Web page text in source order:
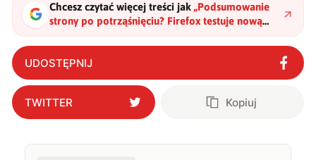
Chcesz czytać więcej treści jak „Podsumowanie
strony po potrząśnięciu? Firefox testuje nową
funkcję"?
UDOSTĘPNIJ
TWITTER Kopiuj